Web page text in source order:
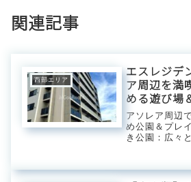
関連記事
西部エリア
エスレジデ
ア周辺を満
める遊び場
アソレア周辺
め公園＆プレ
き公園：広々
ートを広げて